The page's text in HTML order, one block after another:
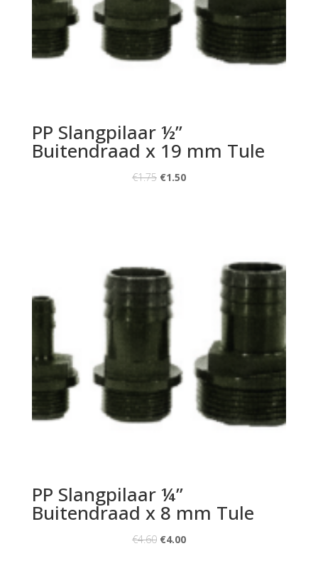
PP Slangpilaar ½”
Buitendraad x 19 mm Tule
€1.75 €1.50
PP Slangpilaar ¼”
Buitendraad x 8 mm Tule
€4.60 €4.00